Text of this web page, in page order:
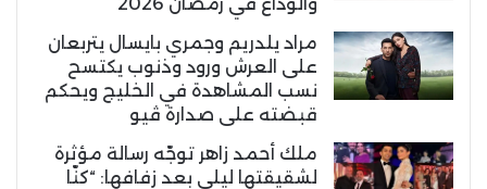
مراد يلدريم وجمري بايسال يتربعان
على العرش ورود وذنوب يكتسح
نسب المشاهدة في الخليج ويحكم
قبضته على صدارة ڤيو
ملك أحمد زاهر توجّه رسالة مؤثرة
لشقيقتها ليلى بعد زفافها: “كنّا